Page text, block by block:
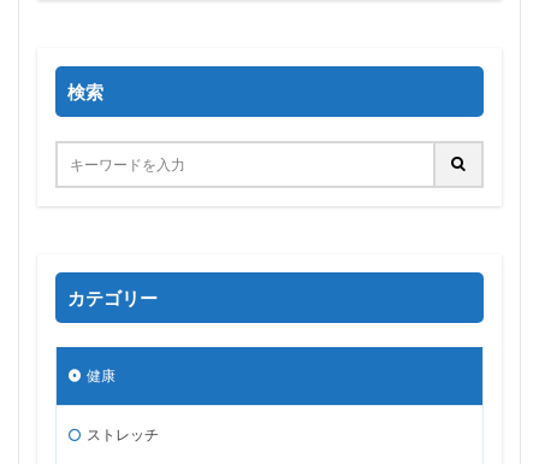
検索
カテゴリー
健康
ストレッチ